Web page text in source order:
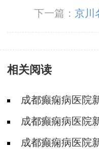
下一篇： 京川
难癫痫病专项普查
相关阅读
成都癫痫病医院
益计划”帮助癫痫教
讲台
成都癫痫病医院
爱同行”四川省癫痫
成都癫痫病医院